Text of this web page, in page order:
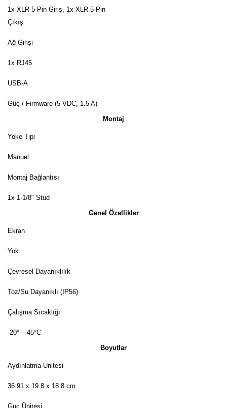
1x XLR 5-Pin Giriş, 1x XLR 5-Pin
Çıkış
Ağ Girişi
1x RJ45
USB-A
Güç / Firmware (5 VDC, 1.5 A)
Montaj
Yoke Tipi
Manuel
Montaj Bağlantısı
1x 1-1/8" Stud
Genel Özellikler
Ekran
Yok
Çevresel Dayanıklılık
Toz/Su Dayanıklı (IP56)
Çalışma Sıcaklığı
-20° – 45°C
Boyutlar
Aydınlatma Ünitesi
36.91 x 19.8 x 18.8 cm
Güç Ünitesi